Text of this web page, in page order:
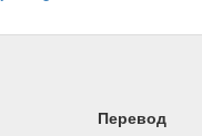
Перевод